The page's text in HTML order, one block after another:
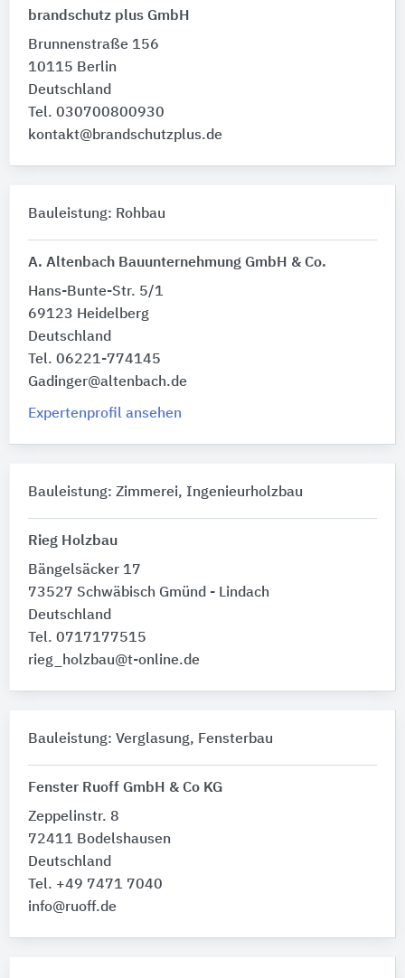
brandschutz plus GmbH
Brunnenstraße 156
10115 Berlin
Deutschland
Tel. 030700800930
kontakt@brandschutzplus.de
Bauleistung: Rohbau
A. Altenbach Bauunternehmung GmbH & Co.
Hans-Bunte-Str. 5/1
69123 Heidelberg
Deutschland
Tel. 06221-774145
Gadinger@altenbach.de
Expertenprofil ansehen
Bauleistung: Zimmerei, Ingenieurholzbau
Rieg Holzbau
Bängelsäcker 17
73527 Schwäbisch Gmünd - Lindach
Deutschland
Tel. 0717177515
rieg_holzbau@t-online.de
Bauleistung: Verglasung, Fensterbau
Fenster Ruoff GmbH & Co KG
Zeppelinstr. 8
72411 Bodelshausen
Deutschland
Tel. +49 7471 7040
info@ruoff.de